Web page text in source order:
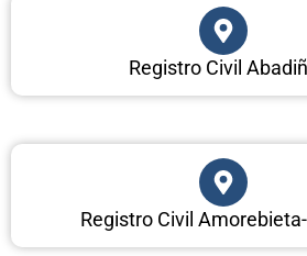
Registro Civil
Registro Civil